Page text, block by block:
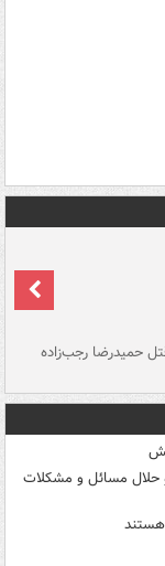
حمیدرضا رجب‌زاده
حلال مسائل و مشکلات
هستند